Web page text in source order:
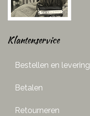
Klantenservice
Bestellen en levering
Betalen
Retourneren